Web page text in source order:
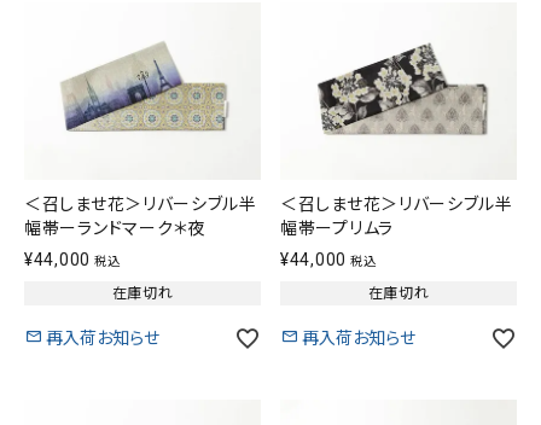
＜召しませ花＞リバーシブル半
幅帯ーランドマーク＊夜
¥44,000 税込
在庫切れ
再入荷お知らせ
＜召しませ花＞リバーシブル半
幅帯ープリムラ
¥44,000 税込
在庫切れ
再入荷お知らせ